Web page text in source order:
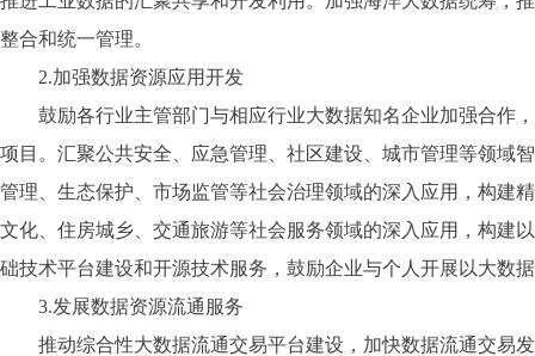
整合和统一管理。
2.加强数据资源应用开发
鼓励各行业主管部门与相应行业大数据知名企业加强合作，
项目。汇聚公共安全、应急管理、社区建设、城市管理等领域
管理、生态保护、市场监管等社会治理领域的深入应用，构建
文化、住房城乡、交通旅游等社会服务领域的深入应用，构建
础技术平台建设和开源技术服务，鼓励企业与个人开展以大数
3.发展数据资源流通服务
推动综合性大数据流通交易平台建设，加快数据流通交易发